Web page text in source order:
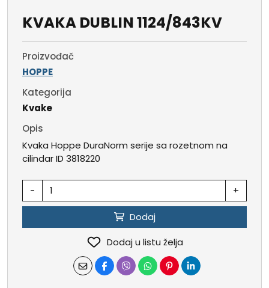
KVAKA DUBLIN 1124/843KV
Proizvođač
HOPPE
Kategorija
Kvake
Opis
Kvaka Hoppe DuraNorm serije sa rozetnom na
cilindar ID 3818220
- +
Dodaj
Dodaj u listu želja